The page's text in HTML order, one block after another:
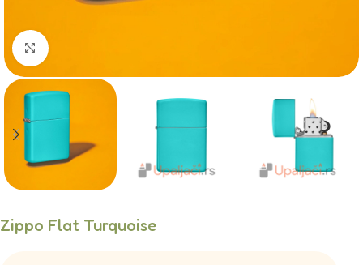
Click to enlarge
Zippo Flat Turquoise